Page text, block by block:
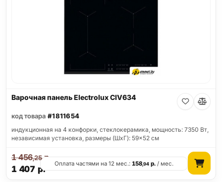
Варочная панель Electrolux CIV634
код товара #1811654
индукционная на 4 конфорки, cтеклокерамика, мощность: 7350 Вт,
независимая установка, размеры (ШхГ): 59x52 см
1 407 р.
1 456,25р.
Оплата частями на 12 мес.:158,94 р. / мес.